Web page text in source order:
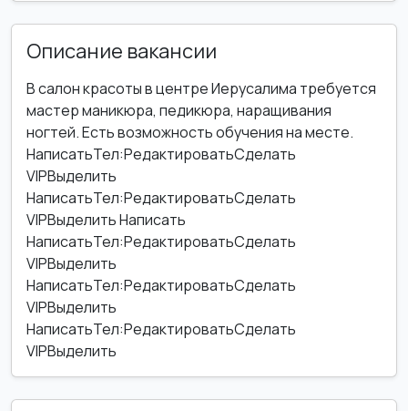
Описание вакансии
В салон красоты в центре Иерусалима требуется
мастер маникюра, педикюра, наращивания
ногтей. Есть возможность обучения на месте.
НаписатьТел:РедактироватьСделать
VIPВыделить
НаписатьТел:РедактироватьСделать
VIPВыделить Написать
НаписатьТел:РедактироватьСделать
VIPВыделить
НаписатьТел:РедактироватьСделать
VIPВыделить
НаписатьТел:РедактироватьСделать
VIPВыделить